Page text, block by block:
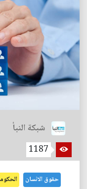
شبكة النبأ
1187
حقوق الانسان